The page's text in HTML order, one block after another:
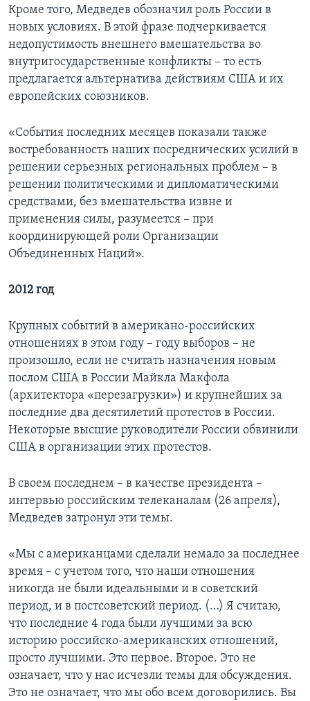
Кроме того, Медведев обозначил роль России в
новых условиях. В этой фразе подчеркивается
недопустимость внешнего вмешательства во
внутригосударственные конфликты – то есть
предлагается альтернатива действиям США и их
европейских союзников.
«События последних месяцев показали также
востребованность наших посреднических усилий в
решении серьезных региональных проблем – в
решении политическими и дипломатическими
средствами, без вмешательства извне и
применения силы, разумеется – при
координирующей роли Организации
Объединенных Наций».
2012 год
Крупных событий в американо-российских
отношениях в этом году – году выборов – не
произошло, если не считать назначения новым
послом США в России Майкла Макфола
(архитектора «перезагрузки») и крупнейших за
последние два десятилетий протестов в России.
Некоторые высшие руководители России обвинили
США в организации этих протестов.
В своем последнем – в качестве президента –
интервью российским телеканалам (26 апреля),
Медведев затронул эти темы.
«Мы с американцами сделали немало за последнее
время – с учетом того, что наши отношения
никогда не были идеальными и в советский
период, и в постсоветский период. (…) Я считаю,
что последние 4 года были лучшими за всю
историю российско-американских отношений,
просто лучшими. Это первое. Второе. Это не
означает, что у нас исчезли темы для обсуждения.
Это не означает, что мы обо всем договорились. Вы